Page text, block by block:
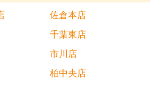
佐倉本店
千葉東店
市川店
柏中央店